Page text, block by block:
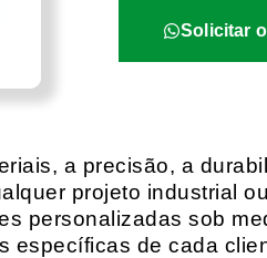
Solicitar
a precisão, a
projeto industrial
personalizadas sob
específicas de cada